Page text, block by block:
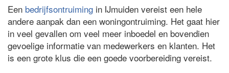
Een bedrijfsontruiming in IJmuiden vereist een hele
andere aanpak dan een woningontruiming. Het gaat hier
in veel gevallen om veel meer inboedel en bovendien
gevoelige informatie van medewerkers en klanten. Het
is een grote klus die een goede voorbereiding vereist.